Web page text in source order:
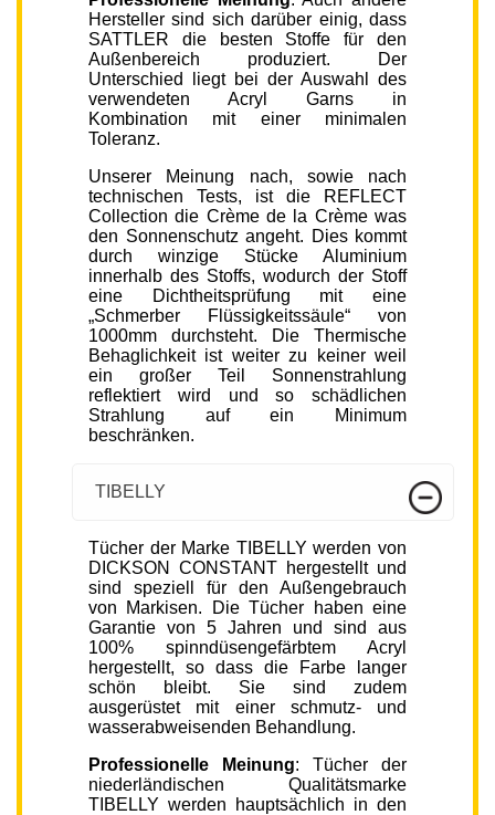
Hersteller sind sich darüber einig, dass
SATTLER die besten Stoffe für den
Außenbereich produziert. Der
Unterschied liegt bei der Auswahl des
verwendeten Acryl Garns in
Kombination mit einer minimalen
Toleranz.
Unserer Meinung nach, sowie nach
technischen Tests, ist die REFLECT
Collection die Crème de la Crème was
den Sonnenschutz angeht. Dies kommt
durch winzige Stücke Aluminium
innerhalb des Stoffs, wodurch der Stoff
eine Dichtheitsprüfung mit eine
„Schmerber Flüssigkeitssäule“ von
1000mm durchsteht. Die Thermische
Behaglichkeit ist weiter zu keiner weil
ein großer Teil Sonnenstrahlung
reflektiert wird und so schädlichen
Strahlung auf ein Minimum
beschränken.
TIBELLY
Tücher der Marke TIBELLY werden von
DICKSON CONSTANT hergestellt und
sind speziell für den Außengebrauch
von Markisen. Die Tücher haben eine
Garantie von 5 Jahren und sind aus
100% spinndüsengefärbtem Acryl
hergestellt, so dass die Farbe langer
schön bleibt. Sie sind zudem
ausgerüstet mit einer schmutz- und
wasserabweisenden Behandlung.
Professionelle Meinung: Tücher der
niederländischen Qualitätsmarke
TIBELLY werden hauptsächlich in den